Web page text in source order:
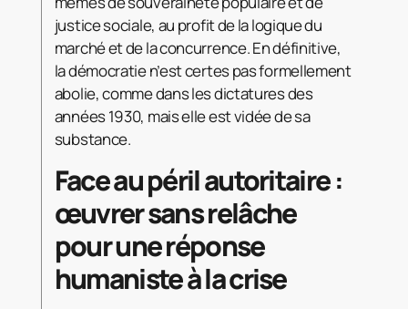
justice sociale, au profit de la logique du
marché et de la concurrence. En définitive,
la démocratie n’est certes pas formellement
abolie, comme dans les dictatures des
années 1930, mais elle est vidée de sa
substance.
Face au péril autoritaire :
œuvrer sans relâche
pour une réponse
humaniste à la crise